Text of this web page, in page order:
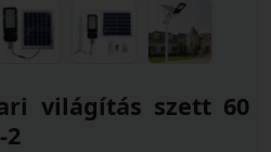
világítás szett 60
2